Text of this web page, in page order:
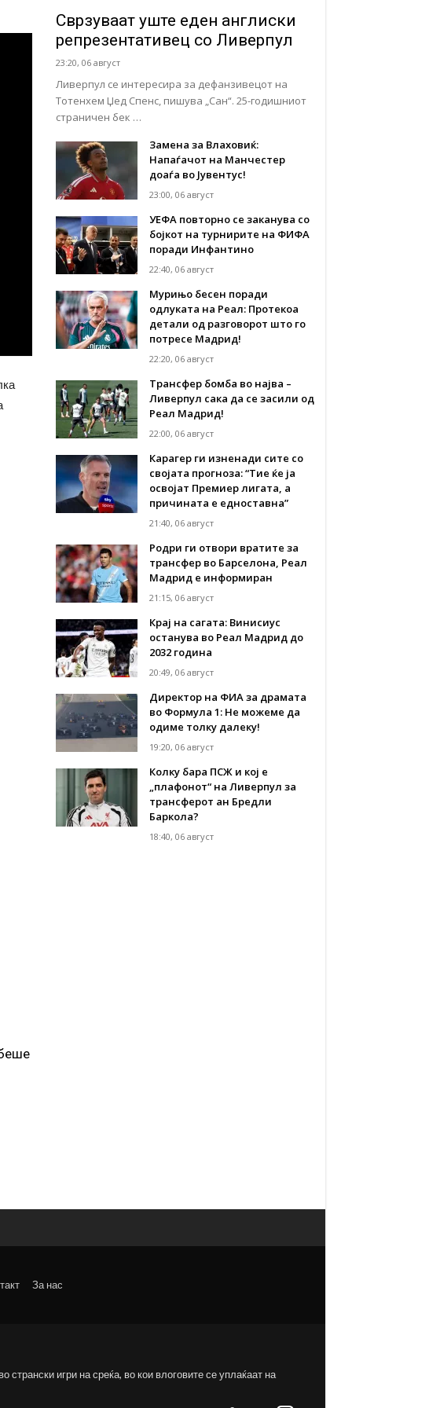
Сврзуваат уште еден англиски
репрезентативец со Ливерпул
23:20, 06 август
Ливерпул се интересира за дефанзивецот на
Тотенхем Џед Спенс, пишува „Сан“. 25-годишниот
страничен бек …
Замена за Влаховиќ:
Напаѓачот на Манчестер
доаѓа во Јувентус!
23:00, 06 август
УЕФА повторно се заканува со
бојкот на турнирите на ФИФА
поради Инфантино
22:40, 06 август
Мурињо бесен поради
одлуката на Реал: Протекоа
детали од разговорот што го
потресе Мадрид!
22:20, 06 август
Трансфер бомба во најва –
Ливерпул сака да се засили од
Реал Мадрид!
22:00, 06 август
Карагер ги изненади сите со
својата прогноза: “Тие ќе ја
освојат Премиер лигата, а
причината е едноставна”
21:40, 06 август
Родри ги отвори вратите за
трансфер во Барселона, Реал
Мадрид е информиран
21:15, 06 август
Крај на сагата: Винисиус
останува во Реал Мадрид до
2032 година
20:49, 06 август
Директор на ФИА за драмата
во Формула 1: Не можеме да
одиме толку далеку!
19:20, 06 август
Колку бара ПСЖ и кој е
„плафонот“ на Ливерпул за
трансферот ан Бредли
Баркола?
18:40, 06 август
За нас
странски игри на среќа, во кои влоговите се уплаќаат на